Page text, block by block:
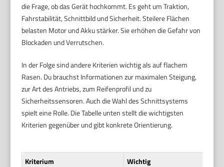
die Frage, ob das Gerät hochkommt. Es geht um Traktion,
Fahrstabilität, Schnittbild und Sicherheit. Steilere Flächen
belasten Motor und Akku stärker. Sie erhöhen die Gefahr von
Blockaden und Verrutschen.
In der Folge sind andere Kriterien wichtig als auf flachem
Rasen. Du brauchst Informationen zur maximalen Steigung,
zur Art des Antriebs, zum Reifenprofil und zu
Sicherheitssensoren. Auch die Wahl des Schnittsystems
spielt eine Rolle. Die Tabelle unten stellt die wichtigsten
Kriterien gegenüber und gibt konkrete Orientierung.
Kriterium
Wichtig